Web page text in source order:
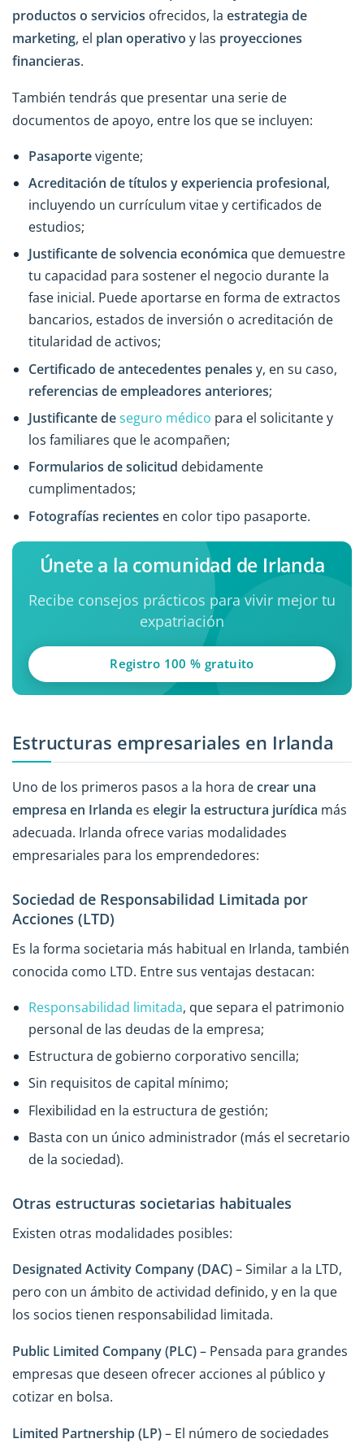
productos o servicios ofrecidos, la estrategia de
marketing, el plan operativo y las proyecciones
financieras.
También tendrás que presentar una serie de
documentos de apoyo, entre los que se incluyen:
Pasaportevigente;
Acreditación de títulos y experiencia profesional,
incluyendo un currículum vitae y certificados de
estudios;
Justificante de solvencia económica que demuestre
tu capacidad para sostener el negocio durante la
fase inicial. Puede aportarse en forma de extractos
bancarios, estados de inversión o acreditación de
titularidad de activos;
Certificado de antecedentes penales y, en su caso,
referencias de empleadores anteriores;
Justificante deseguro médico para el solicitante y
los familiares que le acompañen;
Formularios de solicitud debidamente
cumplimentados;
Fotografías recientes en color tipo pasaporte.
Únete a la comunidad de Irlanda
Recibe consejos prácticos para vivir mejor tu
expatriación
Registro 100 % gratuito
Estructuras empresariales en Irlanda
Uno de los primeros pasos a la hora decrear una
empresa en Irlanda es elegir la estructura jurídica más
adecuada. Irlanda ofrece varias modalidades
empresariales para los emprendedores:
Sociedad de Responsabilidad Limitada por
Acciones (LTD)
Es la forma societaria más habitual en Irlanda, también
conocida como LTD. Entre sus ventajas destacan:
Responsabilidad limitada, que separa el patrimonio
personal de las deudas de la empresa;
Estructura de gobierno corporativo sencilla;
Sin requisitos de capital mínimo;
Flexibilidad en la estructura de gestión;
Basta con un único administrador (más el secretario
de la sociedad).
Otras estructuras societarias habituales
Existen otras modalidades posibles:
Designated Activity Company (DAC)– Similar a la LTD,
pero con un ámbito de actividad definido, y en la que
los socios tienen responsabilidad limitada.
Public Limited Company (PLC)– Pensada para grandes
empresas que deseen ofrecer acciones al público y
cotizar en bolsa.
Limited Partnership (LP)– El número de sociedades